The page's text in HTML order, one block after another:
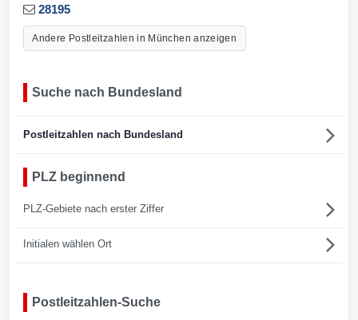
28195
Andere Postleitzahlen in München anzeigen
Suche nach Bundesland
Postleitzahlen nach Bundesland
PLZ beginnend
PLZ-Gebiete nach erster Ziffer
Initialen wählen Ort
Postleitzahlen-Suche